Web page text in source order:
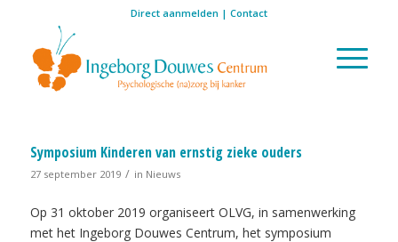
Direct aanmelden | Contact
Symposium Kinderen van ernstig zieke ouders
27 september 2019 / in Nieuws
Op 31 oktober 2019 organiseert OLVG, in samenwerking
met het Ingeborg Douwes Centrum, het symposium